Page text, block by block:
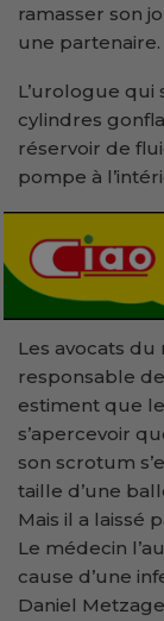
ramasser son
une partenaire.
L’urologue qui
cylindres
réservoir de
pompe à
Les avocats du
responsable
estiment que
s’apercevoir
son scrotum
taille d’une
Mais il a laissé
Le médecin
cause d’une
Daniel